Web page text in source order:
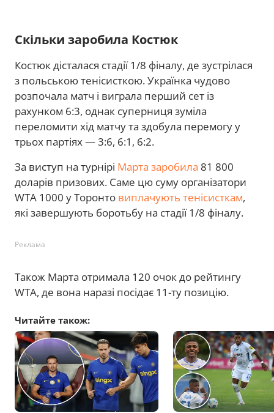
Скільки заробила Костюк
Костюк дісталася стадії 1/8 фіналу, де зустрілася
з польською тенісисткою. Українка чудово
розпочала матч і виграла перший сет із
рахунком 6:3, однак суперниця зуміла
переломити хід матчу та здобула перемогу у
трьох партіях — 3:6, 6:1, 6:2.
За виступ на турнірі Марта заробила 81 800
доларів призових. Саме цю суму організатори
WTA 1000 у Торонто виплачують тенісисткам,
які завершують боротьбу на стадії 1/8 фіналу.
Реклама
Також Марта отримала 120 очок до рейтингу
WTA, де вона наразі посідає 11-ту позицію.
Читайте також: